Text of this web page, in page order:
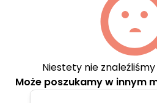
Niestety nie
Może poszukamy w innym